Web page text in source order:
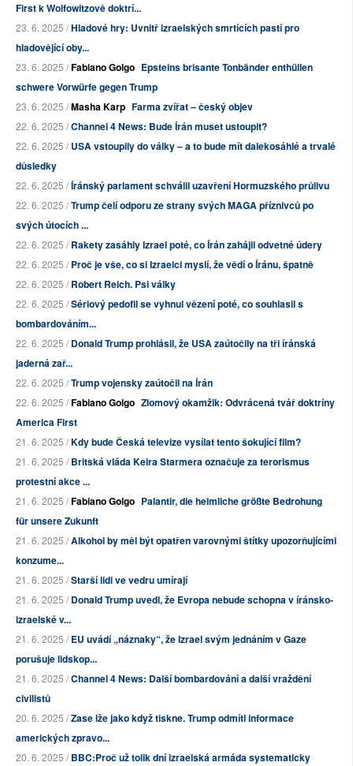
First k Wolfowitzově doktrí...
23. 6. 2025 /Hladové hry: Uvnitř izraelských smrtících pastí pro
hladovějící oby...
23. 6. 2025 /Fabiano Golgo Epsteins brisante Tonbänder enthüllen
schwere Vorwürfe gegen Trump
23. 6. 2025 /Masha Karp Farma zvířat – český objev
22. 6. 2025 /Channel 4 News: Bude Írán muset ustoupit?
22. 6. 2025 /USA vstoupily do války – a to bude mít dalekosáhlé a trvalé
důsledky
22. 6. 2025 /Íránský parlament schválil uzavření Hormuzského průlivu
22. 6. 2025 /Trump čelí odporu ze strany svých MAGA příznivců po
svých útocích ...
22. 6. 2025 /Rakety zasáhly Izrael poté, co Írán zahájil odvetné údery
22. 6. 2025 /Proč je vše, co si Izraelci myslí, že vědí o Íránu, špatně
22. 6. 2025 /Robert Reich. Psi války
22. 6. 2025 /Sériový pedofil se vyhnul vězení poté, co souhlasil s
bombardováním...
22. 6. 2025 /Donald Trump prohlásil, že USA zaútočily na tři íránská
jaderná zař...
22. 6. 2025 /Trump vojensky zaútočil na Írán
22. 6. 2025 /Fabiano Golgo Zlomový okamžik: Odvrácená tvář doktríny
America First
21. 6. 2025 /Kdy bude Česká televize vysílat tento šokující film?
21. 6. 2025 /Britská vláda Keira Starmera označuje za terorismus
protestní akce ...
21. 6. 2025 /Fabiano Golgo Palantir, die heimliche größte Bedrohung
für unsere Zukunft
21. 6. 2025 /Alkohol by měl být opatřen varovnými štítky upozorňujícími
konzume...
21. 6. 2025 /Starší lidi ve vedru umírají
21. 6. 2025 /Donald Trump uvedl, že Evropa nebude schopna v íránsko-
izraelské v...
21. 6. 2025 /EU uvádí „náznaky“, že Izrael svým jednáním v Gaze
porušuje lidskop...
21. 6. 2025 /Channel 4 News: Další bombardování a další vraždění
civilistů
20. 6. 2025 /Zase lže jako když tiskne. Trump odmítl informace
amerických zpravo...
20. 6. 2025 /BBC:Proč už tolik dní izraelská armáda systematicky